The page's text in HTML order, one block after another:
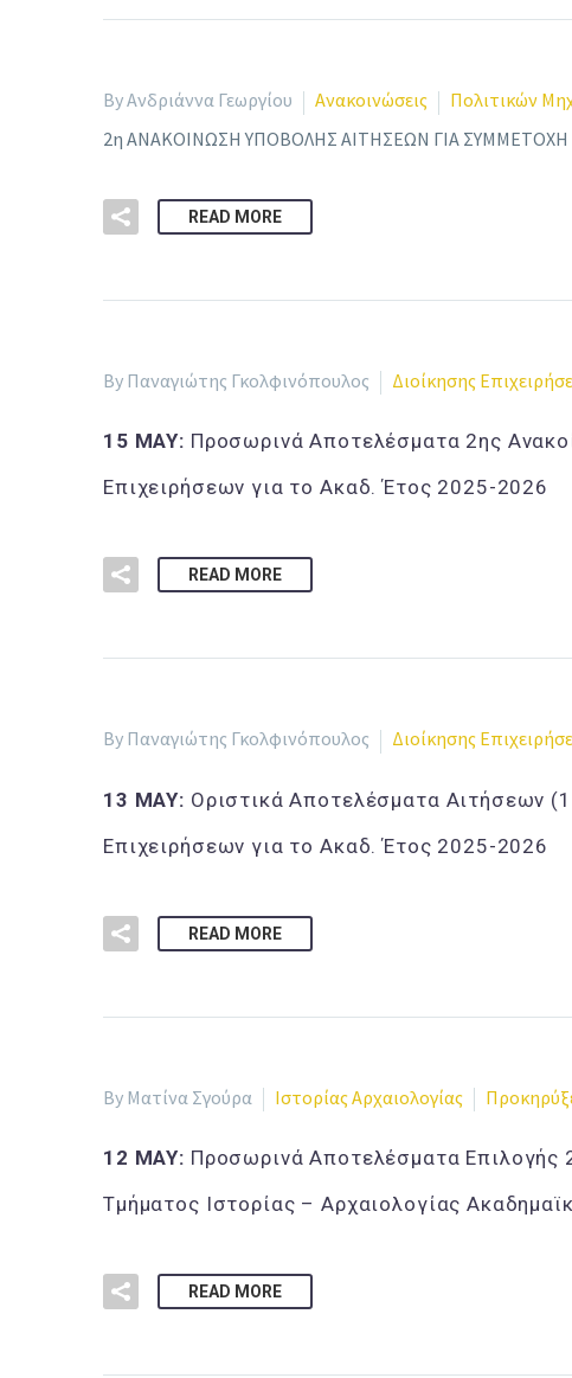
By Ανδριάννα Γεωργίου Ανακοινώσεις
Πολιτικών
2η ΑΝΑΚΟΙΝΩΣΗ ΥΠΟΒΟΛΗΣ ΑΙΤΗΣΕΩΝ ΓΙΑ
READ MORE
By Παναγιώτης Γκολφινόπουλος Διοίκησης
15 MAY: Προσωρινά Αποτελέσματα 2ης
Επιχειρήσεων για το Ακαδ. Έτος 2025-2026
READ MORE
By Παναγιώτης Γκολφινόπουλος Διοίκησης
13 MAY: Οριστικά Αποτελέσματα Αιτήσεων
Επιχειρήσεων για το Ακαδ. Έτος 2025-2026
READ MORE
By Ματίνα Σγούρα Ιστορίας Αρχαιολογίας
12 MAY: Προσωρινά Αποτελέσματα Επιλογής
Τμήματος Ιστορίας – Αρχαιολογίας
READ MORE